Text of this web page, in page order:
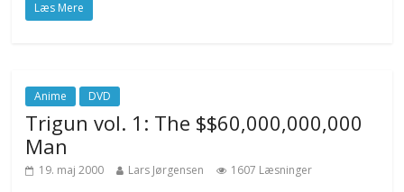
Læs Mere
Anime DVD
Trigun vol. 1: The $$60,000,000,000
Man
19. maj 2000 Lars Jørgensen 1607 Læsninger